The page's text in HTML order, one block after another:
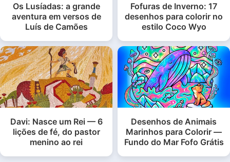
Os Lusíadas: a grande
aventura em versos de
Luís de Camões
Fofuras de Inverno: 17
desenhos para colorir no
estilo Coco Wyo
Davi: Nasce um Rei — 6
lições de fé, do pastor
menino ao rei
Desenhos de Animais
Marinhos para Colorir —
Fundo do Mar Fofo Grátis